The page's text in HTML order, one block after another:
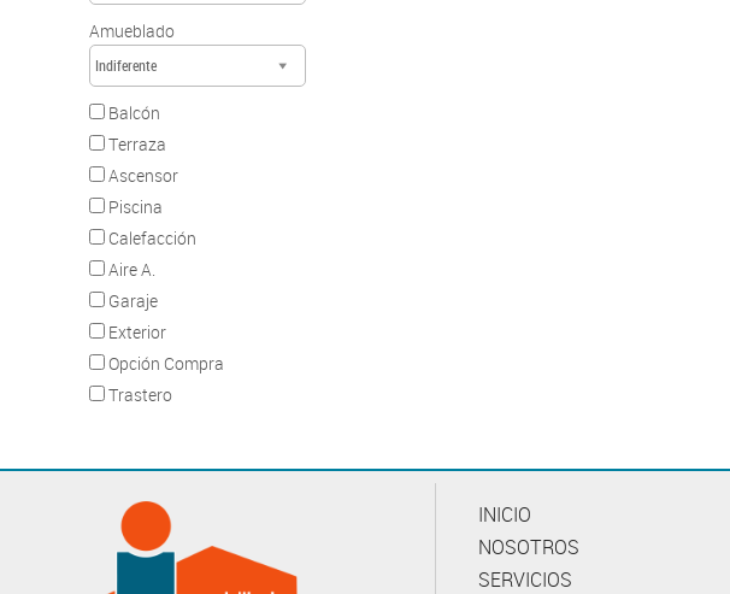
Amueblado
Indiferente
Balcón
Terraza
Ascensor
Piscina
Calefacción
Aire A.
Garaje
Exterior
Opción Compra
Trastero
INICIO
NOSOTROS
SERVICIOS